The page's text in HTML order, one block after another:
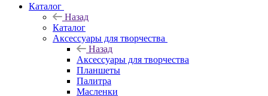
Каталог
Назад
Каталог
Аксессуары для творчества
Назад
Аксессуары для творчества
Планшеты
Палитра
Масленки